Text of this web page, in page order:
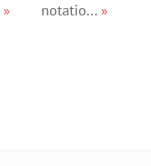
»
notatio... »